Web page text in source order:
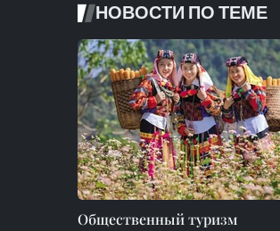
НОВОСТИ ПО ТЕМЕ
Общественный туризм